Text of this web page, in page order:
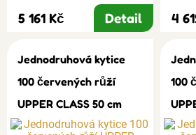
5 161 Kč Detail 4
Jednodruhová kytice
100 červených růží
UPPER CLASS 50 cm
100